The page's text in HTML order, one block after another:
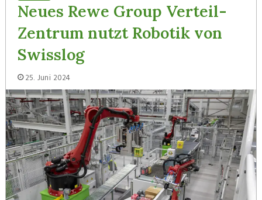
Neues Rewe Group Verteil-
Zentrum nutzt Robotik von
Swisslog
25. Juni 2024